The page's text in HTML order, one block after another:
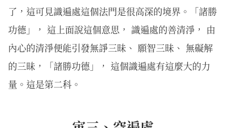
了，這可見識遍處這個法門是很高深的境界。「諸勝
功德」， 這上面說這個意思， 識遍處的善清淨， 由
內心的清淨便能引發無諍三昧、 願智三昧、 無礙解
的三昧，「諸勝功德」， 這個識遍處有這麼大的力
量。這是第二科。